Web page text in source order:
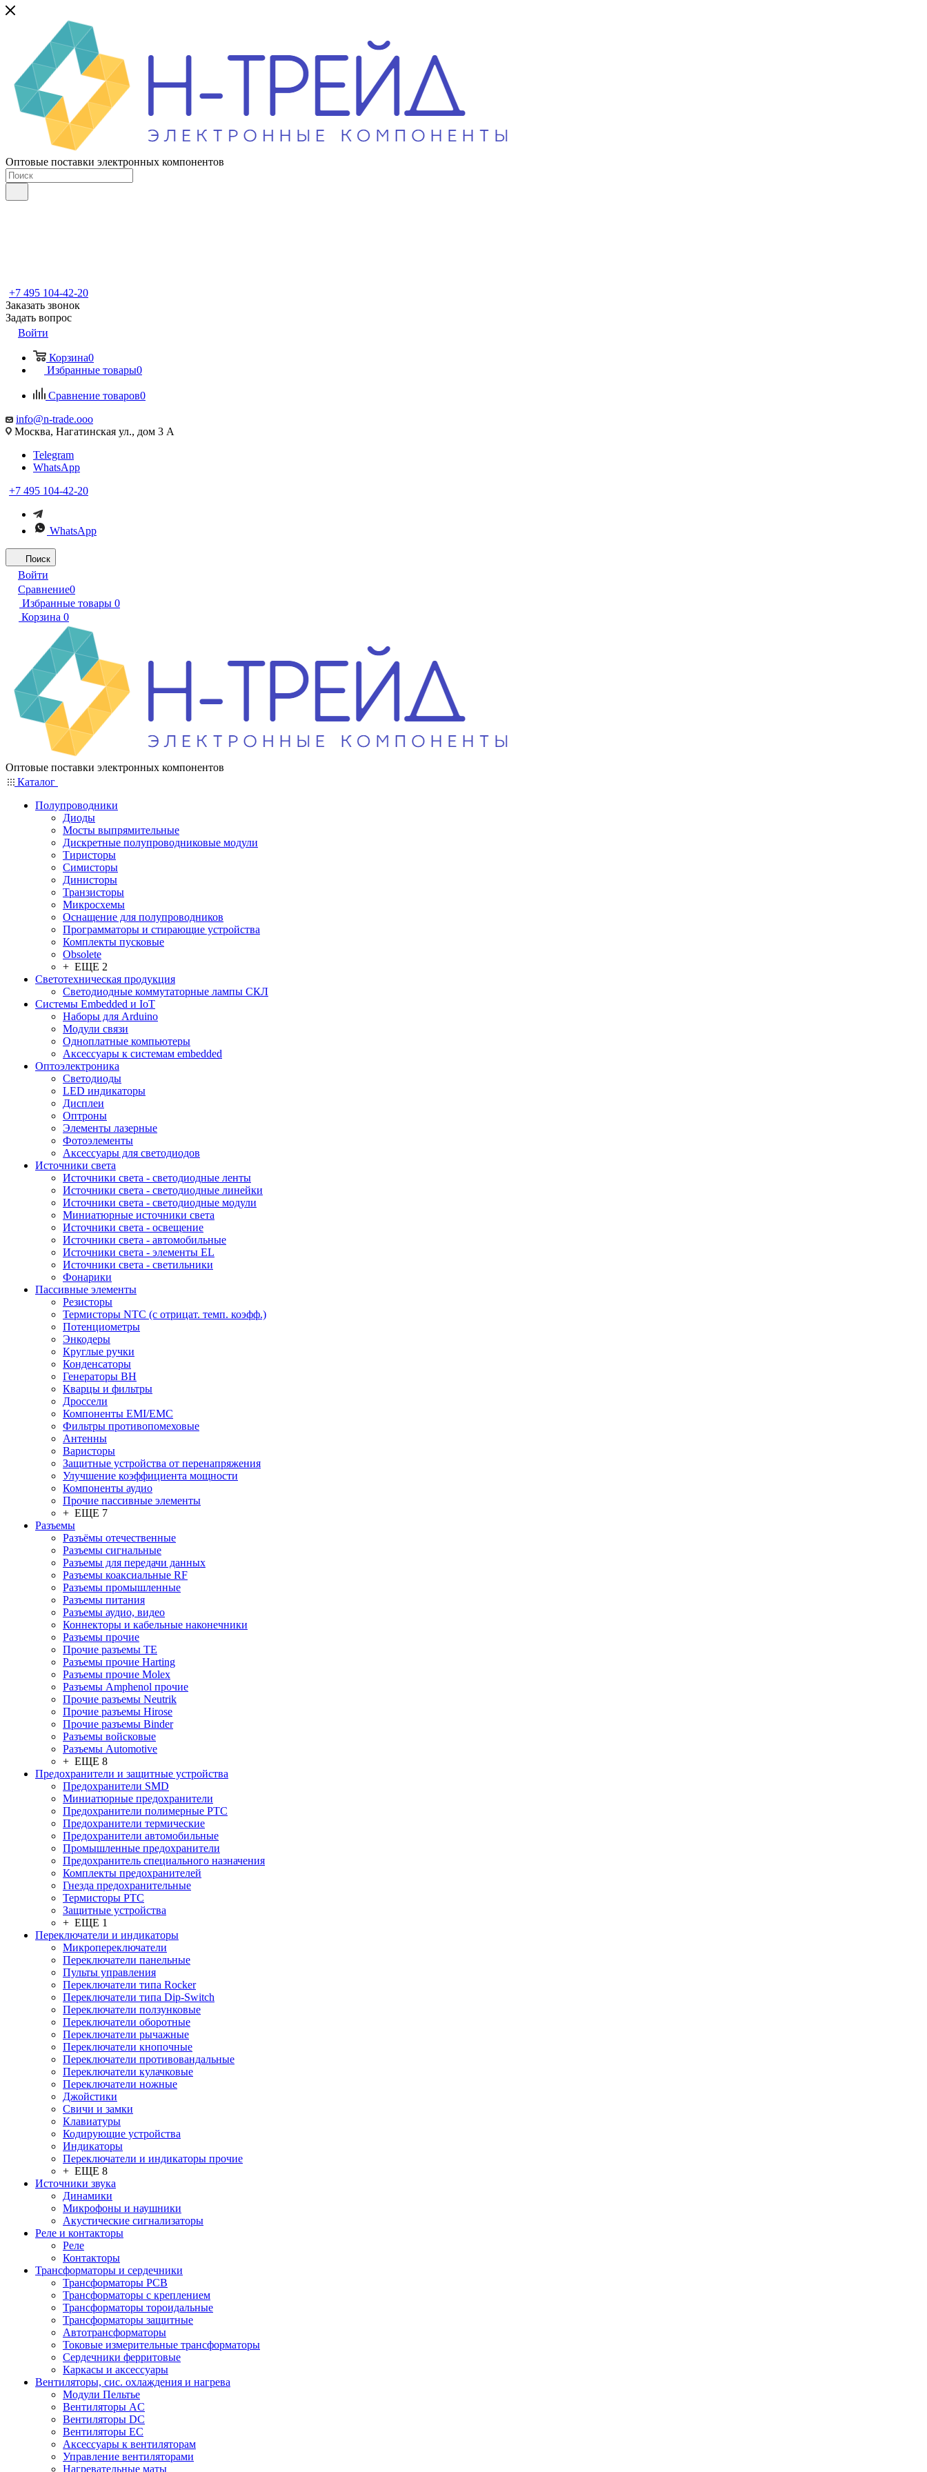
Оптовые поставки электронных компонентов
+7 495 104-42-20
Заказать звонок
Задать вопрос
Войти
Корзина0
Избранные товары0
Сравнение товаров0
info@n-trade.ooo
Москва, Нагатинская ул., дом 3 А
Telegram
WhatsApp
+7 495 104-42-20
WhatsApp
Поиск
Войти
Сравнение0
Избранные товары 0
Корзина 0
Оптовые поставки электронных компонентов
Каталог
Полупроводники
Диоды
Мосты выпрямительные
Дискретные полупроводниковые модули
Тиристоры
Симисторы
Динисторы
Транзисторы
Микросхемы
Оснащение для полупроводников
Программаторы и стирающие устройства
Комплекты пусковые
Obsolete
+ ЕЩЕ 2
Светотехническая продукция
Светодиодные коммутаторные лампы СКЛ
Системы Embedded и IoT
Наборы для Arduino
Модули связи
Одноплатные компьютеры
Аксессуары к системам embedded
Oптоэлектроника
Светодиоды
LED индикаторы
Дисплеи
Оптроны
Элементы лазерные
Фотоэлементы
Аксессуары для светодиодов
Источники света
Источники света - светодиодные ленты
Источники света - светодиодные линейки
Источники света - светодиодные модули
Миниатюрные источники света
Источники света - освещение
Источники света - автомобильные
Источники света - элементы EL
Источники света - светильники
Фонарики
Пассивные элементы
Резисторы
Термисторы NTC (с отрицат. темп. коэфф.)
Потенциометры
Энкодеры
Круглые ручки
Конденсаторы
Генераторы ВН
Кварцы и фильтры
Дроссели
Компоненты EMI/EMC
Фильтры противопомеховые
Антенны
Варисторы
Защитные устройства от перенапряжения
Улучшение коэффициента мощности
Компоненты аудио
Прочие пассивные элементы
+ ЕЩЕ 7
Разъeмы
Разъёмы отечественные
Разъeмы сигнальные
Разъeмы для передачи данных
Разъeмы коаксиальные RF
Разъeмы промышленные
Разъeмы питания
Разъeмы аудио, видео
Коннекторы и кабельные наконечники
Разъeмы прочие
Прочие разъемы TE
Разъемы прочие Harting
Разъемы прочие Molex
Разъемы Amphenol прочие
Прочие разъемы Neutrik
Прочие разъемы Hirose
Прочие разъемы Binder
Разъемы войсковые
Разъeмы Automotive
+ ЕЩЕ 8
Предохранители и защитные устройства
Предохранители SMD
Миниатюрные предохранители
Предохранители полимерные PTC
Предохранители термические
Предохранители автомобильные
Промышленные предохранители
Предохранитель специального назначения
Комплекты предохранителей
Гнезда предохранительные
Термисторы PTC
Защитные устройства
+ ЕЩЕ 1
Переключатели и индикаторы
Микропереключатели
Переключатели панельные
Пульты управления
Переключатели типа Rocker
Переключатели типа Dip-Switch
Переключатели ползунковые
Переключатели оборотные
Переключатели рычажные
Переключатели кнопочные
Переключатели противовандальные
Переключатели кулачковые
Переключатели ножные
Джойстики
Свичи и замки
Клавиатуры
Кодирующие устройства
Индикаторы
Переключатели и индикаторы прочие
+ ЕЩЕ 8
Источники звука
Динамики
Микрофоны и наушники
Акустические сигнализаторы
Реле и контакторы
Реле
Контакторы
Трансформаторы и сердечники
Трансформаторы PCB
Трансформаторы с креплением
Трансформаторы тороидальные
Трансформаторы защитные
Автотрансформаторы
Токовые измерительные трансформаторы
Сердечники ферритовые
Каркасы и аксессуары
Вентиляторы, сис. охлаждения и нагрева
Модули Пельтье
Вентиляторы AC
Вентиляторы DC
Вентиляторы EC
Аксессуары к вентиляторам
Управление вентиляторами
Нагревательные маты